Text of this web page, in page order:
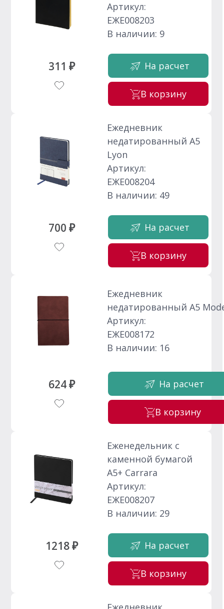
311 ₽
Артикул:
ЕЖЕ008203
В наличии: 9
На расчет
В корзину
700 ₽
Ежедневник
недатированный А5
Lyon
Артикул:
ЕЖЕ008204
В наличии: 49
На расчет
В корзину
624 ₽
Ежедневник
недатированный A5
Артикул:
ЕЖЕ008172
В наличии: 16
На расчет
В корзину
1218 ₽
Еженедельник с
каменной бумагой
А5+ Carrara
Артикул:
ЕЖЕ008207
В наличии: 29
На расчет
В корзину